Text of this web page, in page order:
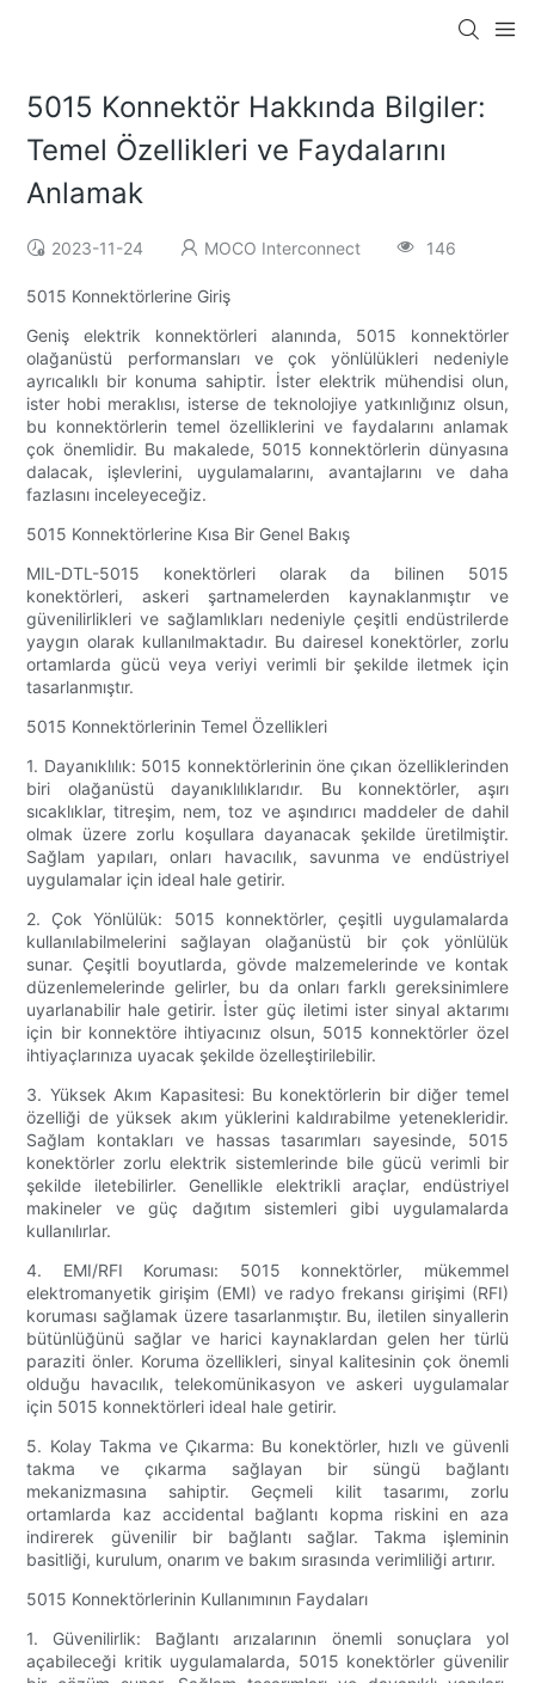
5015 Konnektör Hakkında Bilgiler:
Temel Özellikleri ve Faydalarını
Anlamak
2023-11-24 MOCO Interconnect 146
5015 Konnektörlerine Giriş
Geniş elektrik konnektörleri alanında, 5015 konnektörler
olağanüstü performansları ve çok yönlülükleri nedeniyle
ayrıcalıklı bir konuma sahiptir. İster elektrik mühendisi olun,
ister hobi meraklısı, isterse de teknolojiye yatkınlığınız olsun,
bu konnektörlerin temel özelliklerini ve faydalarını anlamak
çok önemlidir. Bu makalede, 5015 konnektörlerin dünyasına
dalacak, işlevlerini, uygulamalarını, avantajlarını ve daha
fazlasını inceleyeceğiz.
5015 Konnektörlerine Kısa Bir Genel Bakış
MIL-DTL-5015 konektörleri olarak da bilinen 5015
konektörleri, askeri şartnamelerden kaynaklanmıştır ve
güvenilirlikleri ve sağlamlıkları nedeniyle çeşitli endüstrilerde
yaygın olarak kullanılmaktadır. Bu dairesel konektörler, zorlu
ortamlarda gücü veya veriyi verimli bir şekilde iletmek için
tasarlanmıştır.
5015 Konnektörlerinin Temel Özellikleri
1. Dayanıklılık: 5015 konnektörlerinin öne çıkan özelliklerinden
biri olağanüstü dayanıklılıklarıdır. Bu konnektörler, aşırı
sıcaklıklar, titreşim, nem, toz ve aşındırıcı maddeler de dahil
olmak üzere zorlu koşullara dayanacak şekilde üretilmiştir.
Sağlam yapıları, onları havacılık, savunma ve endüstriyel
uygulamalar için ideal hale getirir.
2. Çok Yönlülük: 5015 konnektörler, çeşitli uygulamalarda
kullanılabilmelerini sağlayan olağanüstü bir çok yönlülük
sunar. Çeşitli boyutlarda, gövde malzemelerinde ve kontak
düzenlemelerinde gelirler, bu da onları farklı gereksinimlere
uyarlanabilir hale getirir. İster güç iletimi ister sinyal aktarımı
için bir konnektöre ihtiyacınız olsun, 5015 konnektörler özel
ihtiyaçlarınıza uyacak şekilde özelleştirilebilir.
3. Yüksek Akım Kapasitesi: Bu konektörlerin bir diğer temel
özelliği de yüksek akım yüklerini kaldırabilme yetenekleridir.
Sağlam kontakları ve hassas tasarımları sayesinde, 5015
konektörler zorlu elektrik sistemlerinde bile gücü verimli bir
şekilde iletebilirler. Genellikle elektrikli araçlar, endüstriyel
makineler ve güç dağıtım sistemleri gibi uygulamalarda
kullanılırlar.
4. EMI/RFI Koruması: 5015 konnektörler, mükemmel
elektromanyetik girişim (EMI) ve radyo frekansı girişimi (RFI)
koruması sağlamak üzere tasarlanmıştır. Bu, iletilen sinyallerin
bütünlüğünü sağlar ve harici kaynaklardan gelen her türlü
paraziti önler. Koruma özellikleri, sinyal kalitesinin çok önemli
olduğu havacılık, telekomünikasyon ve askeri uygulamalar
için 5015 konnektörleri ideal hale getirir.
5. Kolay Takma ve Çıkarma: Bu konektörler, hızlı ve güvenli
takma ve çıkarma sağlayan bir süngü bağlantı
mekanizmasına sahiptir. Geçmeli kilit tasarımı, zorlu
ortamlarda kaz accidental bağlantı kopma riskini en aza
indirerek güvenilir bir bağlantı sağlar. Takma işleminin
basitliği, kurulum, onarım ve bakım sırasında verimliliği artırır.
5015 Konnektörlerinin Kullanımının Faydaları
1. Güvenilirlik: Bağlantı arızalarının önemli sonuçlara yol
açabileceği kritik uygulamalarda, 5015 konektörler güvenilir